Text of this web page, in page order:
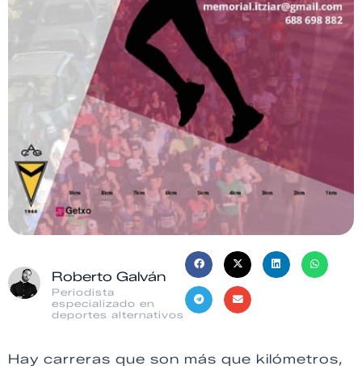
Roberto Galván
Periodista
especializado en
deportes alternativos
Hay carreras que son más que kilómetros,